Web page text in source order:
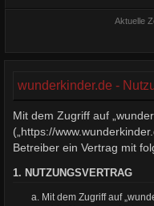
Aktuelle
wunderkinder.de -
Mit dem Zugriff auf
(„https://
Betreiber ein Vertrag mit
1. NUTZUNGSVERTRAG
Mit dem Zugriff auf